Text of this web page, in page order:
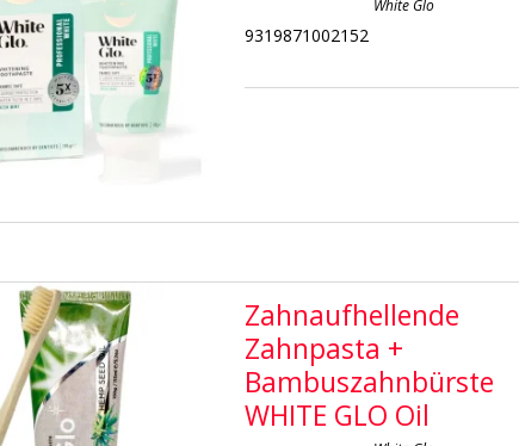
White Glo
9319871002152
Zahnaufhellende
Zahnpasta +
Bambuszahnbürste
WHITE GLO Oil